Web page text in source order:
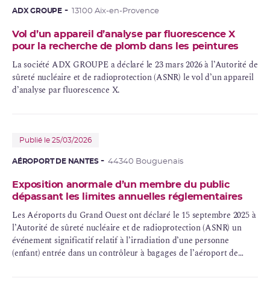
ADX GROUPE 13100 Aix-en-Provence
Vol d’un appareil d’analyse par fluorescence X
pour la recherche de plomb dans les peintures
La société ADX GROUPE a déclaré le 23 mars 2026 à l’Autorité de
sûreté nucléaire et de radioprotection (ASNR) le vol d’un appareil
d’analyse par fluorescence X.
Publié le 25/03/2026
AÉROPORT DE NANTES 44340 Bouguenais
Exposition anormale d’un membre du public
dépassant les limites annuelles réglementaires
Les Aéroports du Grand Ouest ont déclaré le 15 septembre 2025 à
l’Autorité de sûreté nucléaire et de radioprotection (ASNR) un
événement significatifrelatif à l’irradiationd’une personne
(enfant) entrée dans un contrôleur à bagages de l’aéroport de